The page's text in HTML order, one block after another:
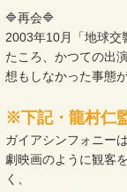
🔷再会🔷
2003年10月「地球交
たころ、かつての出
想もしなかった事態
※下記・龍村仁
ガイアシンフォニーは
劇映画のように観客
く、